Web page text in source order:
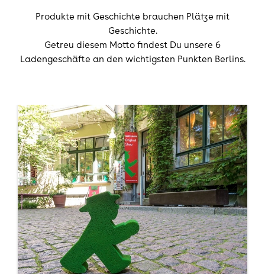
Produkte mit Geschichte brauchen Plätze mit
Geschichte.
Getreu diesem Motto findest Du unsere 6
Ladengeschäfte an den wichtigsten Punkten Berlins.